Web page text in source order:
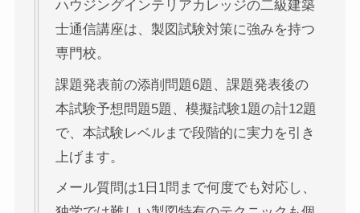
ハウジングインテリアカレッジの二級建築
士通信講座は、製図試験対策に強みを持つ
専門校。
課題発表前の添削問題6題、課題発表後の
本試験予想問題5題、模擬試験1題の計12題
で、本試験レベルまで段階的に実力を引き
上げます。
メール質問は1日1問まで何度でも対応し、